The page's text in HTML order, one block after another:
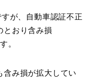
が、自動車認証不正
とおり含み損
。
含み損が拡大してい